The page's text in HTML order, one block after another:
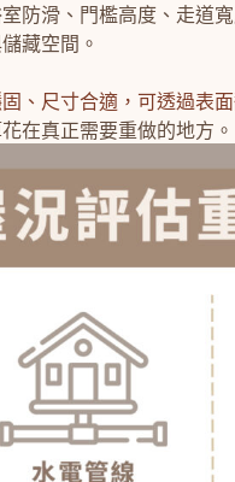
防滑、門檻高度、走道
藏空間。
、尺寸合適，可透過表
在真正需要重做的地方。